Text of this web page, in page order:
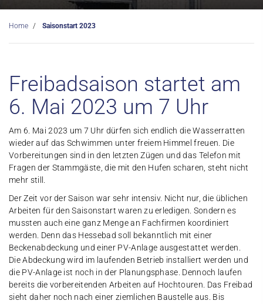
Home Saisonstart 2023
Freibadsaison startet am
6. Mai 2023 um 7 Uhr
Am 6. Mai 2023 um 7 Uhr dürfen sich endlich die Wasserratten
wieder auf das Schwimmen unter freiem Himmel freuen. Die
Vorbereitungen sind in den letzten Zügen und das Telefon mit
Fragen der Stammgäste, die mit den Hufen scharen, steht nicht
mehr still.
Der Zeit vor der Saison war sehr intensiv. Nicht nur, die üblichen
Arbeiten für den Saisonstart waren zu erledigen. Sondern es
mussten auch eine ganz Menge an Fachfirmen koordiniert
werden. Denn das Hessebad soll bekanntlich mit einer
Beckenabdeckung und einer PV-Anlage ausgestattet werden.
Die Abdeckung wird im laufenden Betrieb installiert werden und
die PV-Anlage ist noch in der Planungsphase. Dennoch laufen
bereits die vorbereitenden Arbeiten auf Hochtouren. Das Freibad
sieht daher noch nach einer ziemlichen Baustelle aus. Bis